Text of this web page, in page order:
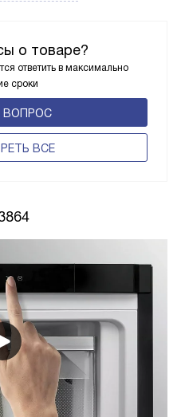
о товаре?
ответить в максимально
сроки
ВОПРОС
ВСЕ